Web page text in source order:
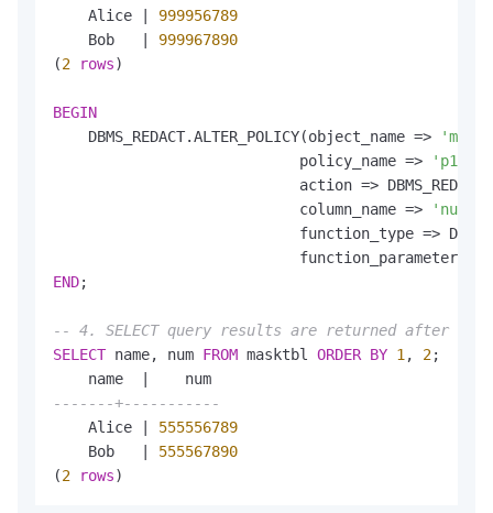
    Alice
999956789
    Bob
999967890
(2 rows)
BEGIN
    DBMS_REDACT.ALTER_POLICY(object_name
=>
                            policy_name
=> 'p1'
                            action
=>
                            column_name
=> 'num'
                            function_type
=>
                            function_parameters
END;
-- 4. SELECT query results are returned after
SELECT name, num FROM masktbl ORDER BY 1 , 2;
    name
-------+-----------
    Alice
555556789
    Bob
555567890
(2 rows)